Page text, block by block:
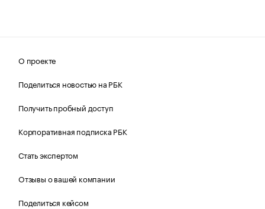
О проекте
Поделиться новостью на РБК
Получить пробный доступ
Корпоративная подписка РБК
Стать экспертом
Отзывы о вашей компании
Поделиться кейсом